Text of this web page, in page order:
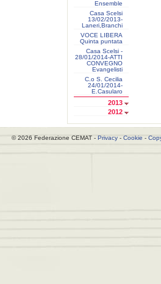
Ensemble
Casa Scelsi
13/02/2013-
Laneri,Branchi
VOCE LIBERA
Quinta puntata
Casa Scelsi -
28/01/2014-ATTI
CONVEGNO
Evangelisti
C.o S. Cecilia
24/01/2014-
E.Casularo
2013
2012
© 2026 Federazione CEMAT - Privacy - Cookie -